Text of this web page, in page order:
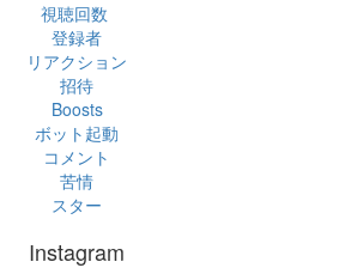
視聴回数
登録者
リアクション
招待
Boosts
ボット起動
コメント
苦情
スター
Instagram